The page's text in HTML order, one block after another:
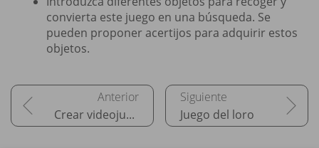
convierta este juego en una búsqueda. Se
pueden proponer acertijos para adquirir estos
objetos.
Crear videojuegos Juego del loro